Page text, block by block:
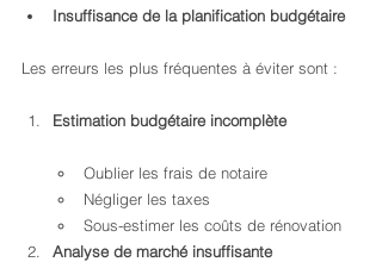
Insuffisance de la planification budgétaire
Les erreurs les plus fréquentes à éviter sont :
Estimation budgétaire incomplète
Oublier les frais de notaire
Négliger les taxes
Sous-estimer les coûts de rénovation
Analyse de marché insuffisante